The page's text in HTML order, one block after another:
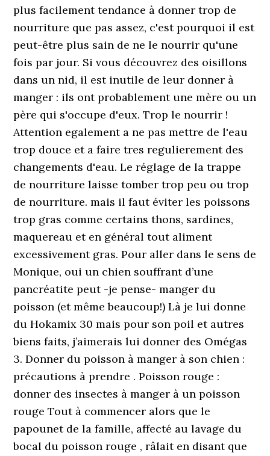
plus facilement tendance à donner trop de
nourriture que pas assez, c'est pourquoi il est
peut-être plus sain de ne le nourrir qu'une
fois par jour. Si vous découvrez des oisillons
dans un nid, il est inutile de leur donner à
manger : ils ont probablement une mère ou un
père qui s'occupe d'eux. Trop le nourrir !
Attention egalement a ne pas mettre de l'eau
trop douce et a faire tres regulierement des
changements d'eau. Le réglage de la trappe
de nourriture laisse tomber trop peu ou trop
de nourriture. mais il faut éviter les poissons
trop gras comme certains thons, sardines,
maquereau et en général tout aliment
excessivement gras. Pour aller dans le sens de
Monique, oui un chien souffrant d’une
pancréatite peut -je pense- manger du
poisson (et même beaucoup!) Là je lui donne
du Hokamix 30 mais pour son poil et autres
biens faits, j’aimerais lui donner des Omégas
3. Donner du poisson à manger à son chien :
précautions à prendre . Poisson rouge :
donner des insectes à manger à un poisson
rouge Tout à commencer alors que le
papounet de la famille, affecté au lavage du
bocal du poisson rouge , râlait en disant que